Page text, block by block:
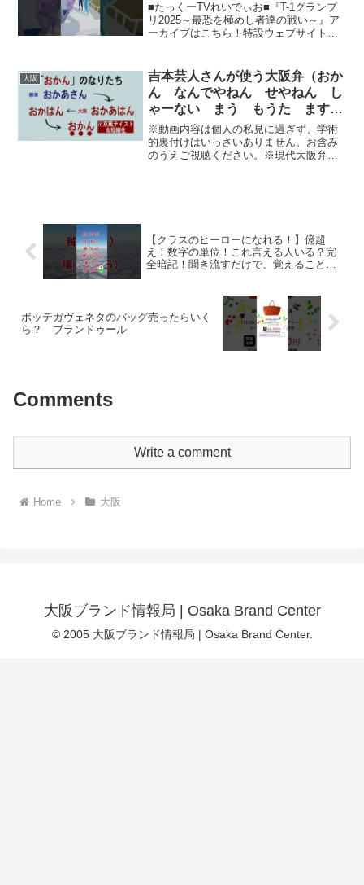
■たっくーTVれいでぃお■『T-1グランプ
リ2025～最恐を極めし者達の戦い～』ア
ーカイブはこちら！特設ウェブサイト
『深夜の放送部』電子書籍にて配信
中！・Amaz...
大阪
吉本芸人さんが使う大阪弁（おか
ん なんでやねん せやねん し
ゃーない まう もうた ますや
ん ですやん ですのん）Osaka
dialect Japanese
※動画内容は個人の私見に過ぎず、学術
的裏付けはいっさいありません。お含み
のうえご視聴ください。※現代大阪弁は
【クラスのヒーローになれる！】億超
え！数字の単位！これ言える人いる？完
全暗記！聞き流すだけで、覚えることが
ボッテガヴェネタのバッグ売ったらいく
ら？ ブランドゥール
Comments
Write a comment
Home 大阪
大阪ブランド情報局 | Osaka Brand Center
© 2005 大阪ブランド情報局 | Osaka Brand Center.